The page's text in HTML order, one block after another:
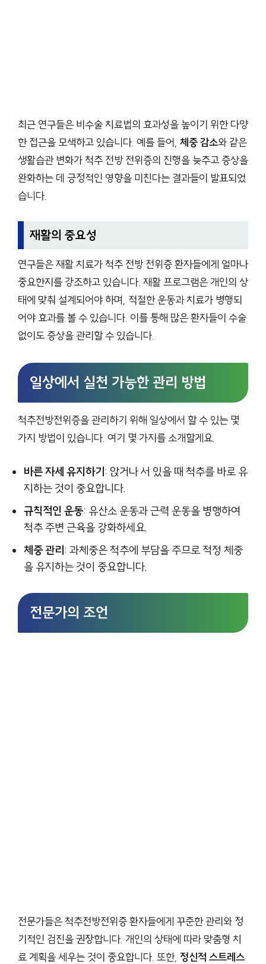
최근 연구들은 비수술 치료법의 효과성을 높이기 위한 다양
한 접근을 모색하고 있습니다. 예를 들어, 체중 감소와 같은
생활습관 변화가 척추 전방 전위증의 진행을 늦추고 증상을
완화하는 데 긍정적인 영향을 미친다는 결과들이 발표되었
습니다.
재활의 중요성
연구들은 재활 치료가 척추 전방 전위증 환자들에게 얼마나
중요한지를 강조하고 있습니다. 재활 프로그램은 개인의 상
태에 맞춰 설계되어야 하며, 적절한 운동과 치료가 병행되
어야 효과를 볼 수 있습니다. 이를 통해 많은 환자들이 수술
없이도 증상을 관리할 수 있습니다.
일상에서 실천 가능한 관리 방법
척추전방전위증을 관리하기 위해 일상에서 할 수 있는 몇
가지 방법이 있습니다. 여기 몇 가지를 소개할게요.
바른 자세 유지하기: 앉거나 서 있을 때 척추를 바로 유
지하는 것이 중요합니다.
규칙적인 운동: 유산소 운동과 근력 운동을 병행하여
척추 주변 근육을 강화하세요.
체중 관리: 과체중은 척추에 부담을 주므로 적정 체중
을 유지하는 것이 중요합니다.
전문가의 조언
전문가들은 척추전방전위증 환자들에게 꾸준한 관리와 정
기적인 검진을 권장합니다. 개인의 상태에 따라 맞춤형 치
료 계획을 세우는 것이 중요합니다. 또한, 정신적 스트레스